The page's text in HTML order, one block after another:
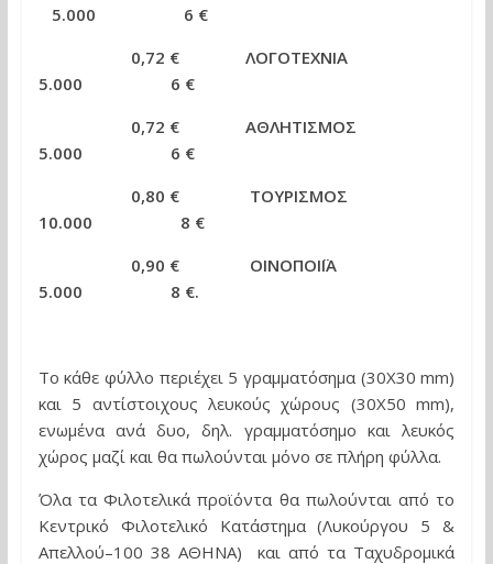
5.000 6 €
0,72 € ΛΟΓΟΤΕΧΝΙΑ
5.000 6 €
0,72 € ΑΘΛΗΤΙΣΜΟΣ
5.000 6 €
0,80 €
ΤΟΥΡΙΣΜΟΣ
10.000
8 €
0,90 €
ΟΙΝΟΠΟΙΪΑ
5.000
8 €.
Το κάθε φύλλο περιέχει 5 γραμματόσημα (30Χ30mm)
και 5 αντίστοιχους λευκούς χώρους (30X50mm),
ενωμένα ανά δυο, δηλ. γραμματόσημο και λευκός
χώρος μαζί και θα πωλούνται μόνο σε πλήρη φύλλα.
Όλα τα Φιλοτελικά προϊόντα θα πωλούνται από το
Κεντρικό Φιλοτελικό Κατάστημα (Λυκούργου 5 &
Απελλού–100 38 ΑΘΗΝΑ) και από τα Ταχυδρομικά